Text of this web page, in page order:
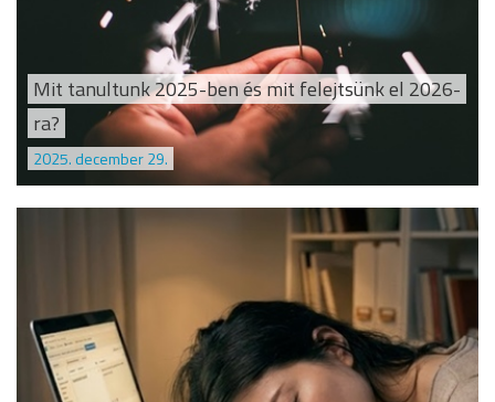
Mit tanultunk 2025-ben és mit felejtsünk el 2026-
ra?
2025. december 29.